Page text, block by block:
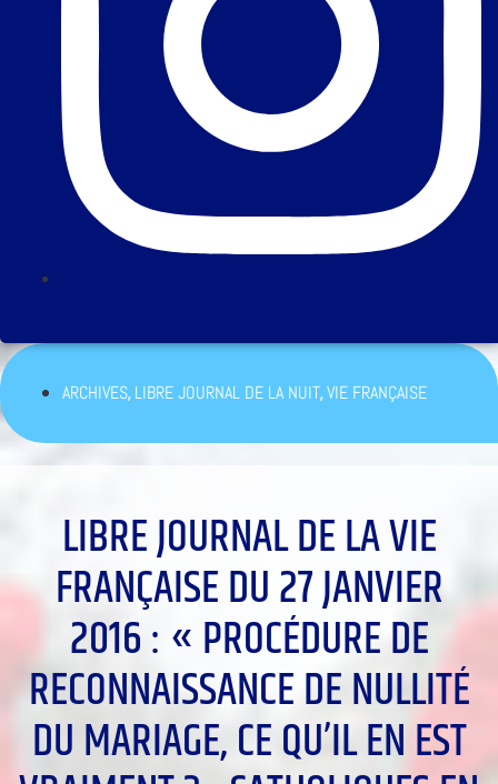
ARCHIVES,LIBRE JOURNAL DE LA NUIT,VIE FRANÇAISE
LIBRE JOURNAL DE LA VIE
FRANÇAISE DU 27 JANVIER
2016 : « PROCÉDURE DE
RECONNAISSANCE DE NULLITÉ
DU MARIAGE, CE QU’IL EN EST